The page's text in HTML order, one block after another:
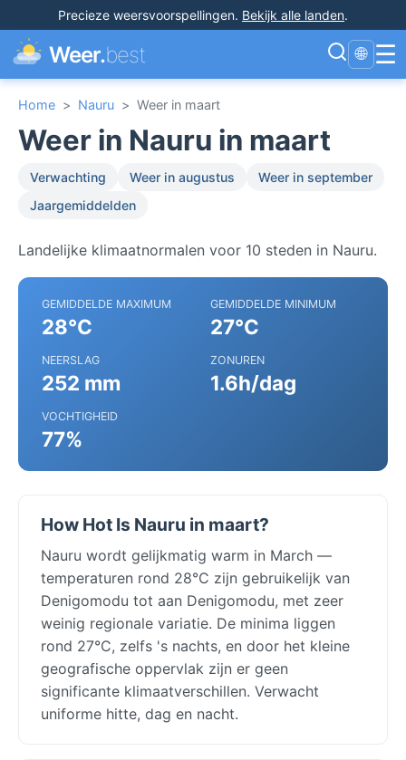
Precieze weersvoorspellingen. Bekijk alle landen.
Weer.best 🌐 ☰
Home > Nauru > Weer in maart
Weer in Nauru in maart
Verwachting Weer in augustus
Weer in september
Jaargemiddelden
Landelijke klimaatnormalen voor 10 steden in Nauru.
GEMIDDELDE MAXIMUM
28°C
GEMIDDELDE MINIMUM
27°C
NEERSLAG
252 mm
ZONUREN
1.6h/dag
VOCHTIGHEID
77%
How Hot Is Nauru in maart?
Nauru wordt gelijkmatig warm in March —
temperaturen rond 28°C zijn gebruikelijk van
Denigomodu tot aan Denigomodu, met zeer
weinig regionale variatie. De minima liggen
rond 27°C, zelfs 's nachts, en door het kleine
geografische oppervlak zijn er geen
significante klimaatverschillen. Verwacht
uniforme hitte, dag en nacht.